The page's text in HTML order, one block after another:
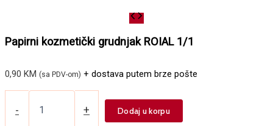
Papirni kozmetički grudnjak ROIAL 1/1
0,90 KM (sa PDV-om) + dostava putem brze pošte
-
Papirni
kozmetički
+ Dodaj u korpu